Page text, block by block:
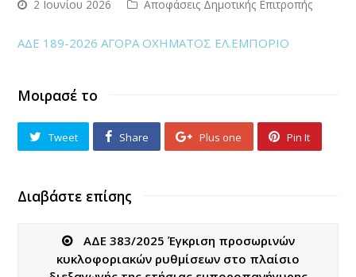
2 Ιουνίου 2026 Αποφάσεις Δημοτικής Επιτροπής
ΑΔΕ 189-2026 ΑΓΟΡΑ ΟΧΗΜΑΤΟΣ ΕΛ.ΕΜΠΟΡΙΟ
Μοιρασέ το
Tweet Share Plus one Pin It
Διαβάστε επίσης
ΑΔΕ 383/2025 Έγκριση προσωρινών
κυκλοφοριακών ρυθμίσεων στο πλαίσιο